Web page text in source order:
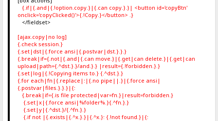
{.if|{.and|{.!option.copy.}|{.can copy.}.}| <button id='copyBtn'
onclick='copyClicked()'>{.!Copy.}</button> .}
</fieldset>
[ajax.copy|no log]
{.check session.}
{.set|dst|{.force ansi|{.postvar|dst.}.}.}
{.break|if={.not|{.and|{.can move.}|{.get|can delete.}|{.get|can
upload|path={.^dst.}.}/and.}.} |result={.!forbidden.}.}
{.set|log|{.!Copying items to.} {.^dst.}.}
{.for each|fn|{.replace|:|{.no pipe||.}|{.force ansi|
{.postvar|files.}.}.}|{:
{.break|if={.is file protected|var=fn.}|result=forbidden.}
{.set|x|{.force ansi|%folder%.}{.^fn.}.}
{.set|y|{.^dst.}/{.^fn.}.}
{.if not |{.exists|{.^x.}.}|{.^x.}: {.!not found.}|{: